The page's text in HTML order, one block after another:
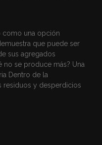
como una opción
que puede ser
sus agregados
no se produce más? Una
Dentro de la
residuos y desperdicios